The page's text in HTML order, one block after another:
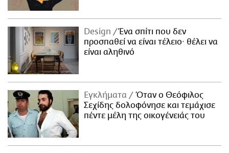
Design
Ένα σπίτι που δεν
προσπαθεί να είναι τέλειο· θέλει να
είναι αληθινό
Εγκλήματα
Όταν ο Θεόφιλος
Σεχίδης δολοφόνησε και τεμάχισε
πέντε μέλη της οικογένειάς του